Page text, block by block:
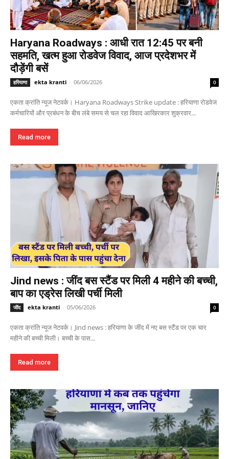
Haryana Roadways : आधी रात 12:45 पर बनी
सहमति, खत्म हुआ रोडवेज विवाद, आज प्रदेशभर में
दौड़ेंगी बसें
हरियाणा ekta kranti - 06/06/2026 0
एकता क्रांति न्यूज नेटवर्क। Haryana Roadways Strike update : हरियाणा रोडवेज
कर्मचारियों और प्रबंधन के बीच लंबे समय से चल रहा विवाद आखिरकार शुक्रवार...
Read more
Jind news : जींद बस स्टैंड पर मिली 4 महीने की बच्ची,
बाप का एड्रेस लिखी पर्ची मिली
जींद ekta kranti - 05/06/2026 0
एकता क्रांति न्यूज नेटवर्क। Jind news : हरियाणा के जींद में नए बस स्टैंड पर एक चार
महीने की बच्ची मिली। बच्ची के पास...
Read more